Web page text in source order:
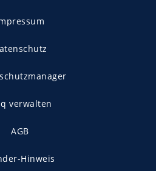
verwalten
AGB
Hinweis